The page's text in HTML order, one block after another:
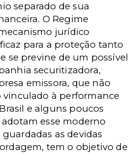
separado de sua
O Regime
jurídico
para a proteção tanto
se previne de um possível
securitizadora,
emissora, que não
à performance
e alguns poucos
esse moderno
as devidas
tem o objetivo de